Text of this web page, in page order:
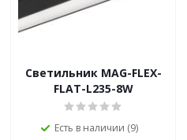
Светильник MAG-FLEX-
FLAT-L235-8W
Есть в наличии (9)